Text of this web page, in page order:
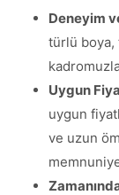
Deneyim
türlü boya,
Uygun
uygun
ve uzun